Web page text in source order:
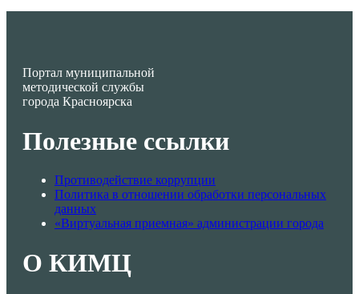
Портал муниципальной
методической службы
города Красноярска
Полезные ссылки
Противодействие коррупции
Политика в отношении обработки персональных
данных
«Виртуальная приемная» администрации города
О КИМЦ